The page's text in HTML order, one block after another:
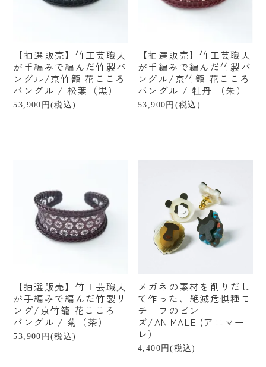
【抽選販売】竹工芸職人
が手編みで編んだ竹製バ
ングル/京竹籠 花こころ
バングル / 松葉（黒）
53,900円(税込)
【抽選販売】竹工芸職人
が手編みで編んだ竹製バ
ングル/京竹籠 花こころ
バングル / 牡丹 （朱）
53,900円(税込)
【抽選販売】竹工芸職人
が手編みで編んだ竹製リ
ング/京竹籠 花こころ
バングル / 菊（茶）
53,900円(税込)
メガネの素材を削りだし
て作った、絶滅危惧種モ
チーフのピン
ズ/ANIMALE (アニマー
レ）
4,400円(税込)